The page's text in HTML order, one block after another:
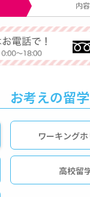
内
お考えの留
ワーキング
高校留